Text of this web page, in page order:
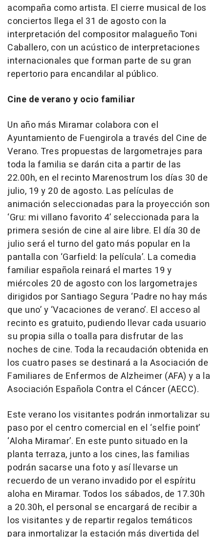
acompaña como artista. El cierre musical de los
conciertos llega el 31 de agosto con la
interpretación del compositor malagueño Toni
Caballero, con un acústico de interpretaciones
internacionales que forman parte de su gran
repertorio para encandilar al público.
Cine de verano y ocio familiar
Un año más Miramar colabora con el
Ayuntamiento de Fuengirola a través del Cine de
Verano. Tres propuestas de largometrajes para
toda la familia se darán cita a partir de las
22.00h, en el recinto Marenostrum los días 30 de
julio, 19 y 20 de agosto. Las películas de
animación seleccionadas para la proyección son
‘Gru: mi villano favorito 4’ seleccionada para la
primera sesión de cine al aire libre. El día 30 de
julio será el turno del gato más popular en la
pantalla con ‘Garfield: la película’. La comedia
familiar española reinará el martes 19 y
miércoles 20 de agosto con los largometrajes
dirigidos por Santiago Segura ‘Padre no hay más
que uno’ y ‘Vacaciones de verano’. El acceso al
recinto es gratuito, pudiendo llevar cada usuario
su propia silla o toalla para disfrutar de las
noches de cine. Toda la recaudación obtenida en
los cuatro pases se destinará a la Asociación de
Familiares de Enfermos de Alzheimer (AFA) y a la
Asociación Española Contra el Cáncer (AECC).
Este verano los visitantes podrán inmortalizar su
paso por el centro comercial en el ‘selfie point’
‘Aloha Miramar’. En este punto situado en la
planta terraza, junto a los cines, las familias
podrán sacarse una foto y así llevarse un
recuerdo de un verano invadido por el espíritu
aloha en Miramar. Todos los sábados, de 17.30h
a 20.30h, el personal se encargará de recibir a
los visitantes y de repartir regalos temáticos
para inmortalizar la estación más divertida del